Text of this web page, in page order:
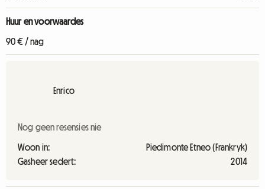
Huur en voorwaardes
90 € / nag
Enrico
Nog geen resensies nie
Woon in:
Piedimonte Etneo (Frankryk)
Gasheer sedert:
2014